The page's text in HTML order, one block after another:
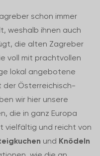
schon immer
weshalb ihnen auch
die alten Zagreber
voll mit prachtvollen
lokal angebotene
der Österreichisch-
wir hier unsere
die in ganz Europa
vielfältig und reicht von
und Knödeln